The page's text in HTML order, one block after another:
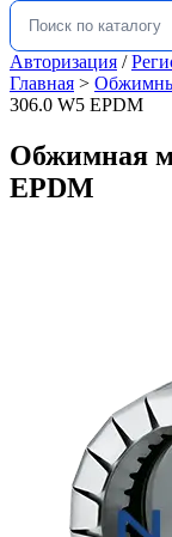
Искать:
Авторизация /
Главная >
306.0 W5 EPDM
Обжимная
EPDM